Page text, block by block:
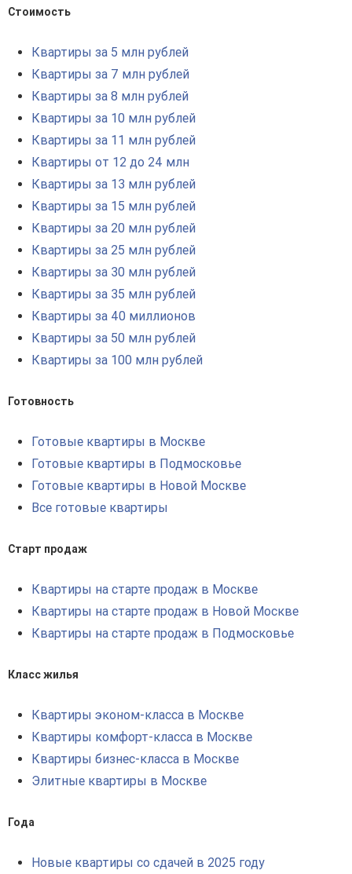
Стоимость
Квартиры за 5 млн рублей
Квартиры за 7 млн рублей
Квартиры за 8 млн рублей
Квартиры за 10 млн рублей
Квартиры за 11 млн рублей
Квартиры от 12 до 24 млн
Квартиры за 13 млн рублей
Квартиры за 15 млн рублей
Квартиры за 20 млн рублей
Квартиры за 25 млн рублей
Квартиры за 30 млн рублей
Квартиры за 35 млн рублей
Квартиры за 40 миллионов
Квартиры за 50 млн рублей
Квартиры за 100 млн рублей
Готовность
Готовые квартиры в Москве
Готовые квартиры в Подмосковье
Готовые квартиры в Новой Москве
Все готовые квартиры
Старт продаж
Квартиры на старте продаж в Москве
Квартиры на старте продаж в Новой Москве
Квартиры на старте продаж в Подмосковье
Класс жилья
Квартиры эконом-класса в Москве
Квартиры комфорт-класса в Москве
Квартиры бизнес-класса в Москве
Элитные квартиры в Москве
Года
Новые квартиры со сдачей в 2025 году